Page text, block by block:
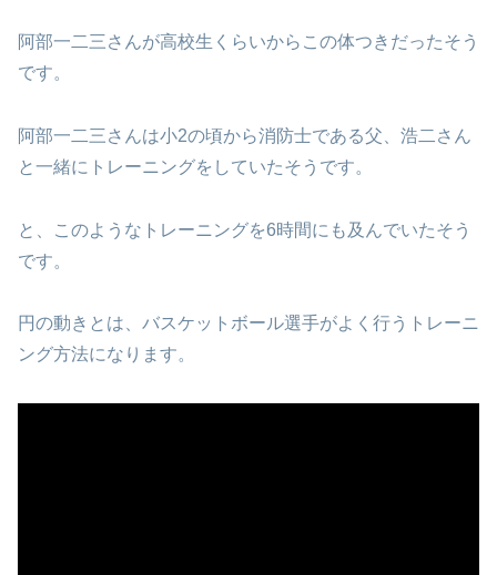
阿部一二三さんが高校生くらいからこの体つきだったそう
です。
阿部一二三さんは小2の頃から消防士である父、浩二さん
と一緒にトレーニングをしていたそうです。
と、このようなトレーニングを6時間にも及んでいたそう
です。
円の動きとは、バスケットボール選手がよく行うトレーニ
ング方法になります。